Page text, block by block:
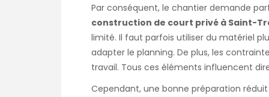
Par conséquent, le chantier demande
construction de court privé à Saint-
limité. Il faut parfois utiliser du matériel
adapter le planning. De plus, les
travail. Tous ces éléments influencent
Cependant, une bonne préparation